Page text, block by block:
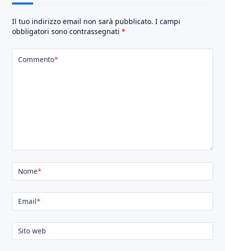
Il tuo indirizzo email non sarà pubblicato. I campi
obbligatori sono contrassegnati *
Commento*
Nome*
Email*
Sito web